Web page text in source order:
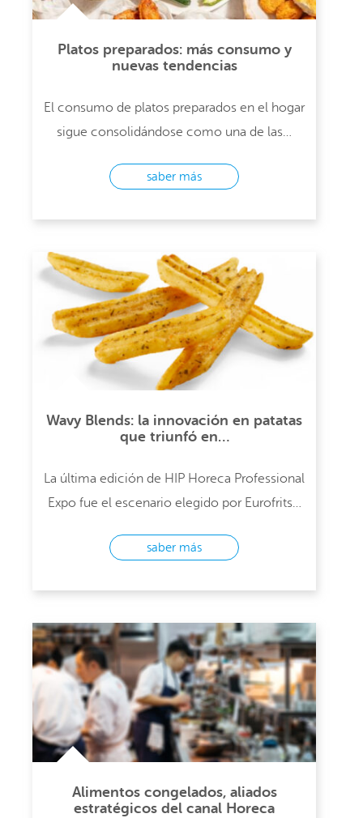
Platos preparados: más consumo y
nuevas tendencias
El consumo de platos preparados en el hogar
sigue consolidándose como una de las…
saber más
Wavy Blends: la innovación en patatas
que triunfó en…
La última edición de HIP Horeca Professional
Expo fue el escenario elegido por Eurofrits…
saber más
Alimentos congelados, aliados
estratégicos del canal Horeca